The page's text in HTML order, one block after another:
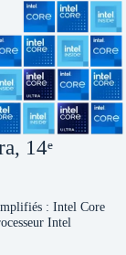
14ᵉ
: Intel Core
Intel